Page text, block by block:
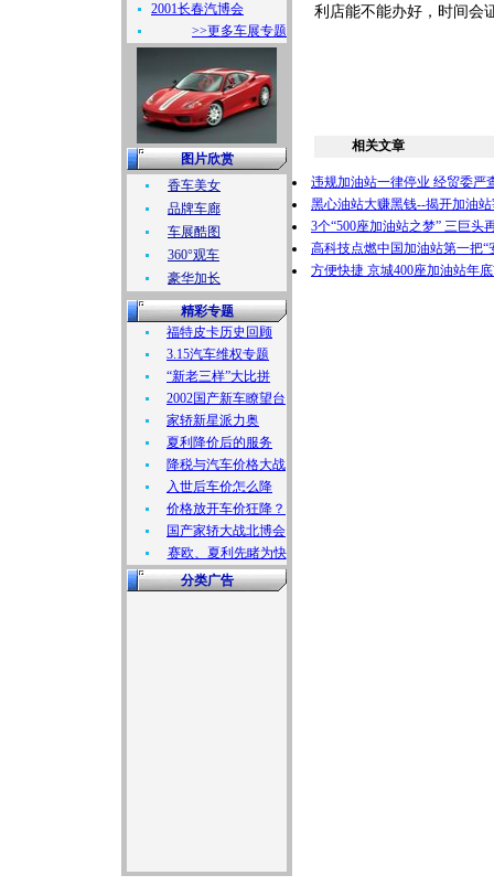
2001长春汽博会
>>更多车展专题
图片欣赏
香车美女
品牌车廊
车展酷图
360°观车
豪华加长
精彩专题
福特皮卡历史回顾
3.15汽车维权专题
“新老三样”大比拼
2002国产新车瞭望台
家轿新星派力奥
夏利降价后的服务
降税与汽车价格大战
入世后车价怎么降
价格放开车价狂降？
国产家轿大战北博会
赛欧、夏利先睹为快
分类广告
利店能不能办好，时间会
相关文章
违规加油站一律停业 经贸委严
黑心油站大赚黑钱--揭开加油
3个“500座加油站之梦” 三巨头
高科技点燃中国加油站第一把“
方便快捷 京城400座加油站年